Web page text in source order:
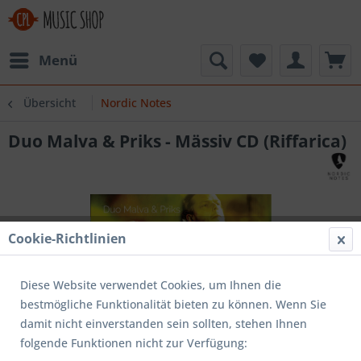
Menü
Übersicht Nordic Notes
Duo Malva & Priks - Mässiv CD (Riffarica)
Cookie-Richtlinien
Diese Website verwendet Cookies, um Ihnen die
bestmögliche Funktionalität bieten zu können. Wenn Sie
damit nicht einverstanden sein sollten, stehen Ihnen
folgende Funktionen nicht zur Verfügung: